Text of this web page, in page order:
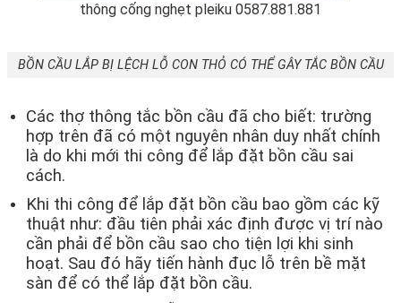
thông cống nghẹt pleiku 0587.881.881
BỒN CẦU LẮP BỊ LỆCH LỖ CON THỎ CÓ THỂ GÂY TẮC BỒN CẦU
Các thợ thông tắc bồn cầu đã cho biết: trường
hợp trên đã có một nguyên nhân duy nhất chính
là do khi mới thi công để lắp đặt bồn cầu sai
cách.
Khi thi công để lắp đặt bồn cầu bao gồm các kỹ
thuật như: đầu tiên phải xác định được vị trí nào
cần phải để bồn cầu sao cho tiện lợi khi sinh
hoạt. Sau đó hãy tiến hành đục lỗ trên bề mặt
sàn để có thể lắp đặt bồn cầu.